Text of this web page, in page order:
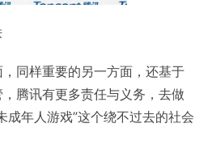
同样重要的另一方面，还基于
腾讯有更多责任与义务，去做
年人游戏”这个绕不过去的社会